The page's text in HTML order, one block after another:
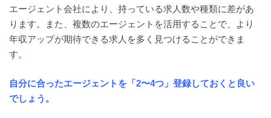
エージェント会社により、持っている求人数や種類に差があ
ります。また、複数のエージェントを活用することで、より
年収アップが期待できる求人を多く見つけることができま
す。
自分に合ったエージェントを「2〜4つ」登録しておくと良い
でしょう。